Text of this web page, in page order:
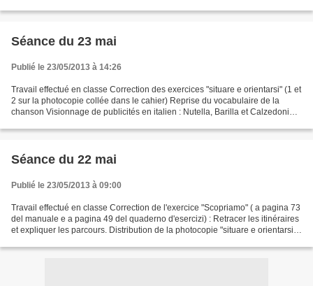
Séance du 23 mai
Publié le 23/05/2013 à 14:26
Travail effectué en classe Correction des exercices "situare e orientarsi" (1 et
2 sur la photocopie collée dans le cahier) Reprise du vocabulaire de la
chanson Visionnage de publicités en italien : Nutella, Barilla et Calzedonia.
Séance du 22 mai
Publié le 23/05/2013 à 09:00
Travail effectué en classe Correction de l'exercice "Scopriamo" ( a pagina 73
del manuale e a pagina 49 del quaderno d'esercizi) : Retracer les itinéraires
et expliquer les parcours. Distribution de la photocopie "situare e orientarsi"